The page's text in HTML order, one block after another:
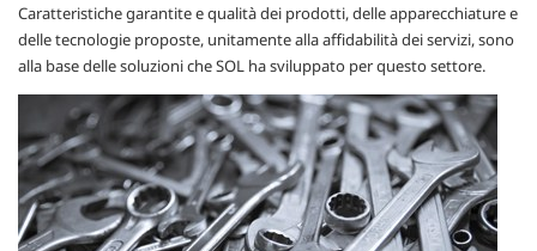
Caratteristiche garantite e qualità dei prodotti, delle apparecchiature e
delle tecnologie proposte, unitamente alla affidabilità dei servizi, sono
alla base delle soluzioni che SOL ha sviluppato per questo settore.